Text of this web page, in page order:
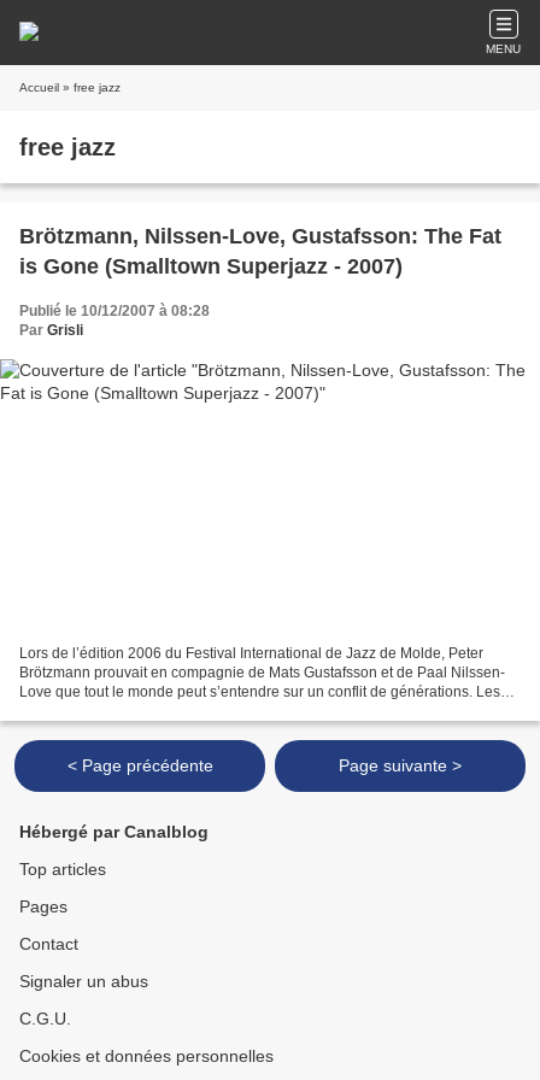
MENU
Accueil » free jazz
free jazz
Brötzmann, Nilssen-Love, Gustafsson: The Fat
is Gone (Smalltown Superjazz - 2007)
Publié le 10/12/2007 à 08:28
Par Grisli
Lors de l’édition 2006 du Festival International de Jazz de Molde, Peter
Brötzmann prouvait en compagnie de Mats Gustafsson et de Paal Nilssen-
Love que tout le monde peut s’entendre sur un conflit de générations. Les
< Page précédente Page suivante >
Hébergé par Canalblog
Top articles
Pages
Contact
Signaler un abus
C.G.U.
Cookies et données personnelles